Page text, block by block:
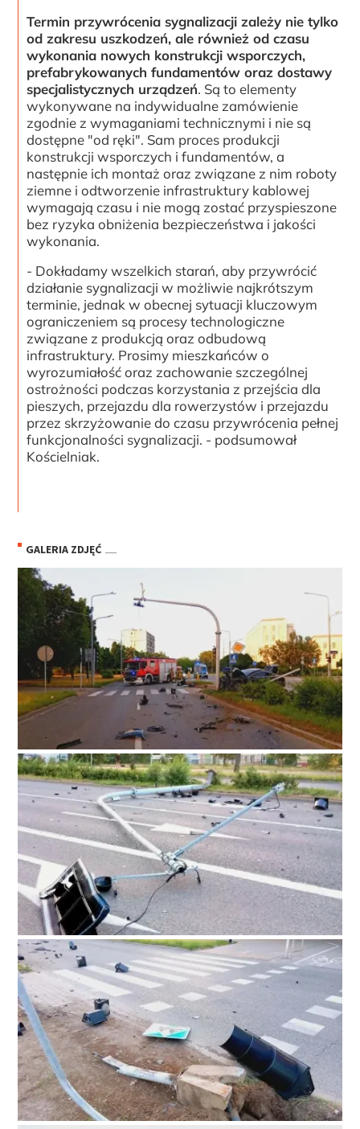
Termin przywrócenia sygnalizacji zależy nie tylko
od zakresu uszkodzeń, ale również od czasu
wykonania nowych konstrukcji wsporczych,
prefabrykowanych fundamentów oraz dostawy
specjalistycznych urządzeń. Są to elementy
wykonywane na indywidualne zamówienie
zgodnie z wymaganiami technicznymi i nie są
dostępne "od ręki". Sam proces produkcji
konstrukcji wsporczych i fundamentów, a
następnie ich montaż oraz związane z nim roboty
ziemne i odtworzenie infrastruktury kablowej
wymagają czasu i nie mogą zostać przyspieszone
bez ryzyka obniżenia bezpieczeństwa i jakości
wykonania.
- Dokładamy wszelkich starań, aby przywrócić
działanie sygnalizacji w możliwie najkrótszym
terminie, jednak w obecnej sytuacji kluczowym
ograniczeniem są procesy technologiczne
związane z produkcją oraz odbudową
infrastruktury. Prosimy mieszkańców o
wyrozumiałość oraz zachowanie szczególnej
ostrożności podczas korzystania z przejścia dla
pieszych, przejazdu dla rowerzystów i przejazdu
przez skrzyżowanie do czasu przywrócenia pełnej
funkcjonalności sygnalizacji. - podsumował
Kościelniak.
GALERIA ZDJĘĆ